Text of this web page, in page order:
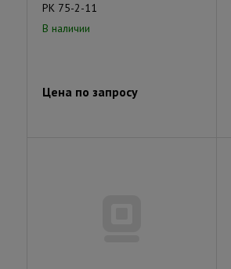
РК 75-2-11
В наличии
Цена по запросу